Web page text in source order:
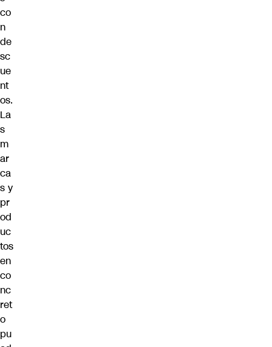
co
n
de
sc
ue
nt
os.
La
s
m
ar
ca
s y
pr
od
uc
tos
en
co
nc
ret
o
pu